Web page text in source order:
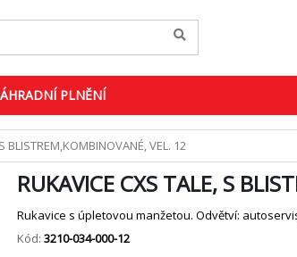
PLNĚNÍ
BLISTREM,KOMBINOVANÉ, VEL. 12
RUKAVICE CXS TALE, S
Rukavice s úpletovou manžetou. Odvětví:
Kód: 3210-034-000-12